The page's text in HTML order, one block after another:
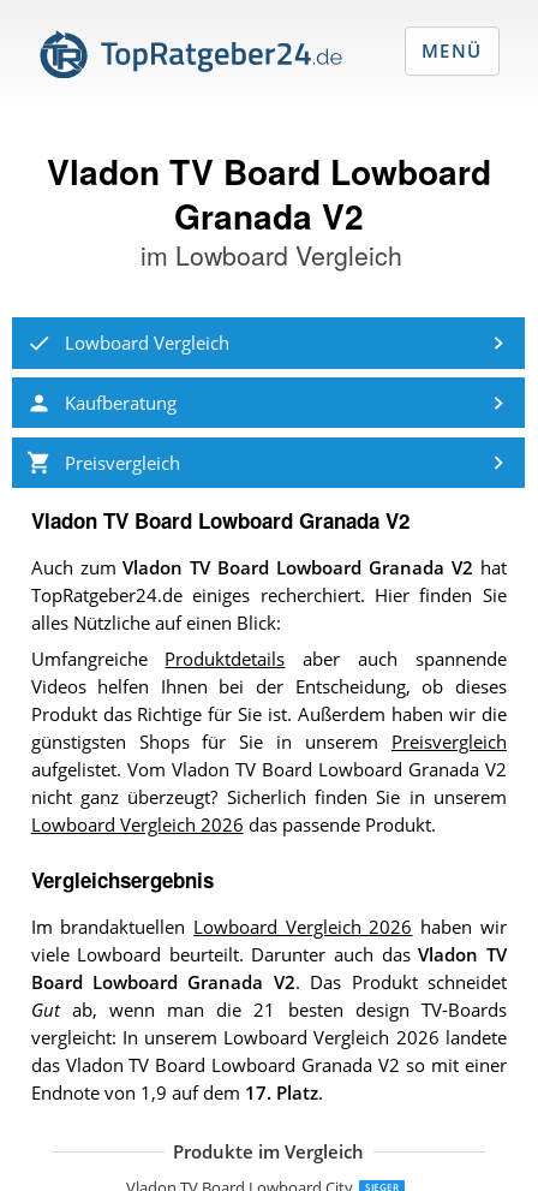
Vladon TV Board Lowboard
Granada V2
im Lowboard Vergleich
Lowboard Vergleich
Kaufberatung
Preisvergleich
Vladon TV Board Lowboard Granada V2
Auch zumVladon TV Board Lowboard Granada V2 hat
TopRatgeber24.de einiges recherchiert. Hier finden Sie
alles Nützliche auf einen Blick:
Umfangreiche Produktdetails aber auch spannende
Videos helfen Ihnen bei der Entscheidung, ob dieses
Produkt das Richtige für Sie ist. Außerdem haben wir die
günstigsten Shops für Sie in unserem Preisvergleich
aufgelistet. Vom Vladon TV Board Lowboard Granada V2
nicht ganz überzeugt? Sicherlich finden Sie in unserem
Lowboard Vergleich 2026 das passende Produkt.
Vergleichsergebnis
Im brandaktuellen Lowboard Vergleich 2026 haben wir
viele Lowboard beurteilt. Darunter auch dasVladon TV
Board Lowboard Granada V2. Das Produkt schneidet
Gutab, wenn man die 21 besten design TV-Boards
vergleicht: In unserem Lowboard Vergleich 2026 landete
das Vladon TV Board Lowboard Granada V2 so mit einer
Endnote von 1,9 auf dem 17. Platz.
Produkte im Vergleich
SIEGER
SHARPDO Ausziehbarer TV-Schrank
OLEYLUCKLIVE Mid-Century Modern
Lowboard Vihti mit 3 Staufächern
Merax TV Schrank TV Lowboard
Mirjan24 TV Lowboard Nesezi
Lookway Colgante 200 cm TV-Schrank
WLIVE TV Schrank mit LED
Vladon TV Board Lowboard Flow
Vladon TV Board Lowboard Flow
Forte High Rock TV Unterschrank
Wuun Somero Korpus Weiß
Selsey Lana TV Hängeboard
MENÜ